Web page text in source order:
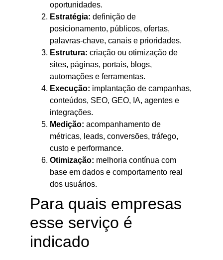
oportunidades.
Estratégia: definição de
posicionamento, públicos, ofertas,
palavras-chave, canais e prioridades.
Estrutura: criação ou otimização de
sites, páginas, portais, blogs,
automações e ferramentas.
Execução: implantação de campanhas,
conteúdos, SEO, GEO, IA, agentes e
integrações.
Medição: acompanhamento de
métricas, leads, conversões, tráfego,
custo e performance.
Otimização: melhoria contínua com
base em dados e comportamento real
dos usuários.
Para quais empresas
esse serviço é
indicado